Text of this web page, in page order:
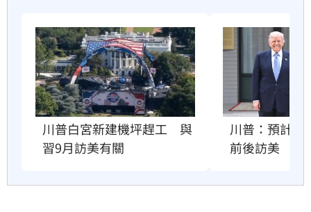
川普白宮新建機坪趕工　與
習9月訪美有關
川普：預計習
前後訪美